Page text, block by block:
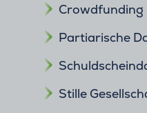
Crowdfunding
Partiarische
Stille